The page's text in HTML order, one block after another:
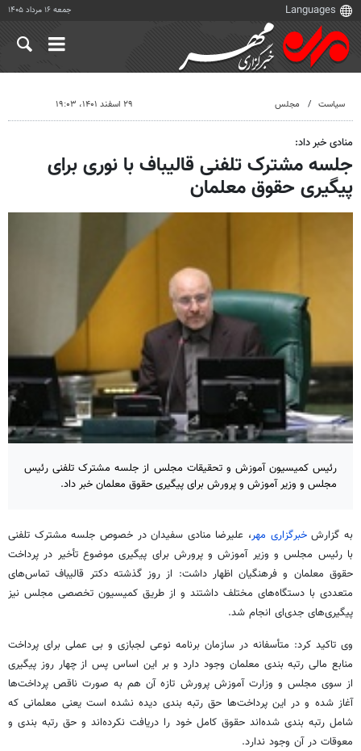
جمعه ۱۶ مرداد ۱۴۰۵
سیاست مجلس ۲۹ اسفند ۱۴۰۱، ۱۹:۰۳
منادی خبر داد:
جلسه مشترک تلفنی قالیباف با نوری برای
پیگیری حقوق معلمان
رئیس کمیسیون آموزش و تحقیقات مجلس از جلسه مشترک تلفنی رئیس
مجلس و وزیر آموزش و پرورش برای پیگیری حقوق معلمان خبر داد.
به گزارشخبرگزاری مهر، علیرضا منادی سفیدان در خصوص جلسه مشترک تلفنی
با رئیس مجلس و وزیر آموزش و پرورش برای پیگیری موضوع تأخیر در پرداخت
حقوق معلمان و فرهنگیان اظهار داشت: از روز گذشته دکتر قالیباف تماس‌های
متعددی با دستگاه‌های مختلف داشتند و از طریق کمیسیون تخصصی مجلس نیز
پیگیری‌های جدی‌ای انجام شد.
وی تاکید کرد: متأسفانه در سازمان برنامه نوعی لجبازی و بی عملی برای پرداخت
منابع مالی رتبه بندی معلمان وجود دارد و بر این اساس پس از چهار روز پیگیری
از سوی مجلس و وزارت آموزش پرورش تازه آن هم به صورت ناقص پرداخت‌ها
آغاز شده و در این پرداخت‌ها حق رتبه بندی دیده نشده است یعنی معلمانی که
شامل رتبه بندی شده‌اند حقوق کامل خود را دریافت نکرده‌اند و حق رتبه بندی و
معوقات در آن وجود ندارد.